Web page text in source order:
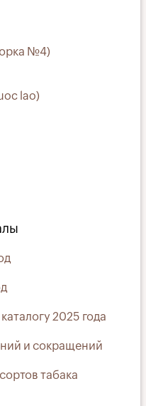
№4)
lao)
2025 года
и сокращений
табака